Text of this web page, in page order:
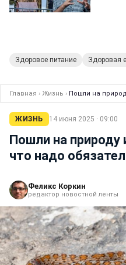
Здоровое питание Здоровая
Главная › Жизнь › Пошли на
ЖИЗНЬ 14 июня 2025 · 09:00
Пошли на природу
что надо
Феликс Коркин
редактор новостной ленты